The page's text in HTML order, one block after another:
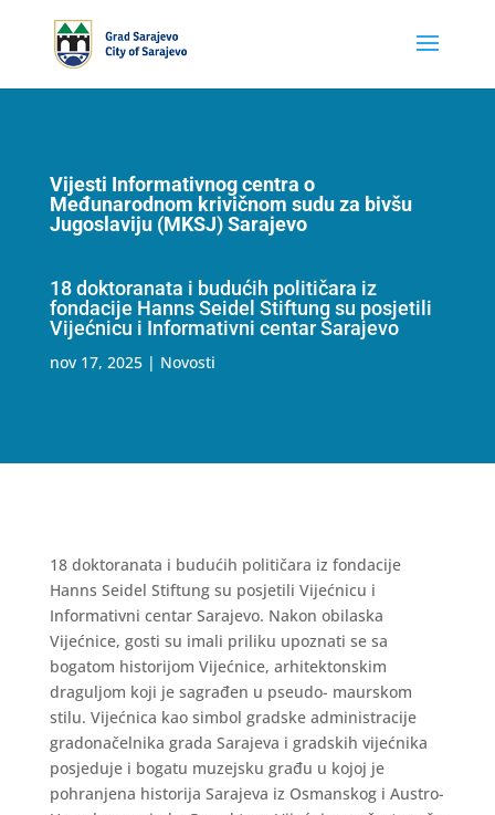
Vijesti Informativnog centra o
Međunarodnom krivičnom sudu za bivšu
Jugoslaviju (MKSJ) Sarajevo
18 doktoranata i budućih političara iz
fondacije Hanns Seidel Stiftung su posjetili
Vijećnicu i Informativni centar Sarajevo
nov 17, 2025| Novosti
18 doktoranata i budućih političara iz fondacije
Hanns Seidel Stiftung su posjetili Vijećnicu i
Informativni centar Sarajevo. Nakon obilaska
Vijećnice, gosti su imali priliku upoznati se sa
bogatom historijom Vijećnice, arhitektonskim
draguljom koji je sagrađen u pseudo- maurskom
stilu. Vijećnica kao simbol gradske administracije
gradonačelnika grada Sarajeva i gradskih vijećnika
posjeduje i bogatu muzejsku građu u kojoj je
pohranjena historija Sarajeva iz Osmanskog i Austro-